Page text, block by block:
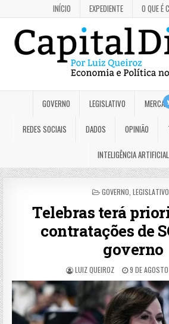
INÍCIO EXPEDIENTE O QUE É
GOVERNO LEGISLATIVO
REDES SOCIAIS DADOS OPINIÃO
INTELIGÊNCIA ARTIFICIAL
POSTED
GOVERNO LEGISLATIVO
Telebras terá
contratações de
governo
LUIZ QUEIROZ 9 DE